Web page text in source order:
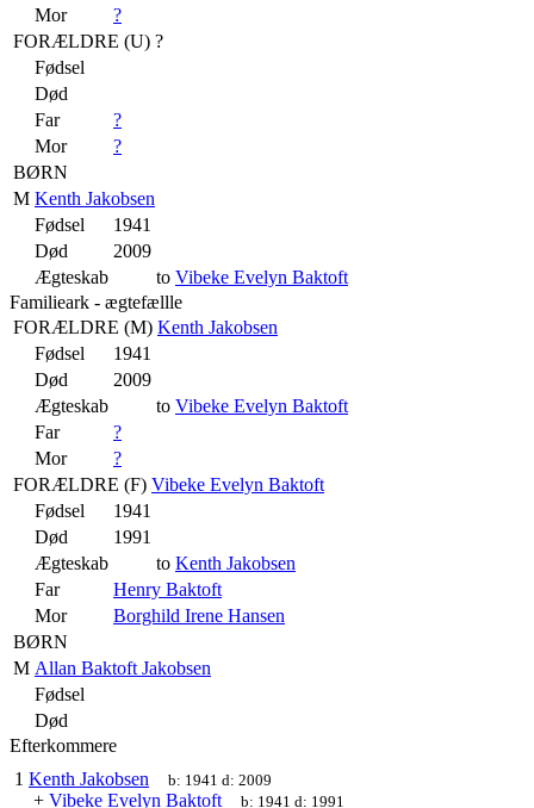
Mor
?
FORÆLDRE (U) ?
Fødsel
Død
Far
?
Mor
?
BØRN
M Kenth Jakobsen
Fødsel
1941
Død
2009
Ægteskab
to Vibeke Evelyn Baktoft
Familieark - ægtefællle
FORÆLDRE (M) Kenth Jakobsen
Fødsel
1941
Død
2009
Ægteskab
to Vibeke Evelyn Baktoft
Far
?
Mor
?
FORÆLDRE (F) Vibeke Evelyn Baktoft
Fødsel
1941
Død
1991
Ægteskab
to Kenth Jakobsen
Far
Henry Baktoft
Mor
Borghild Irene Hansen
BØRN
M Allan Baktoft Jakobsen
Fødsel
Død
Efterkommere
1 Kenth Jakobsen b: 1941 d:2009
+ Vibeke Evelyn Baktoft b: 1941 d: 1991